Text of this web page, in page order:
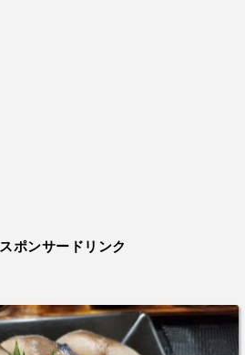
スポンサードリンク